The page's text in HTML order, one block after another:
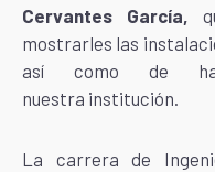
Cervantes García,
mostrarles las
así como de
nuestra institución.
La carrera de